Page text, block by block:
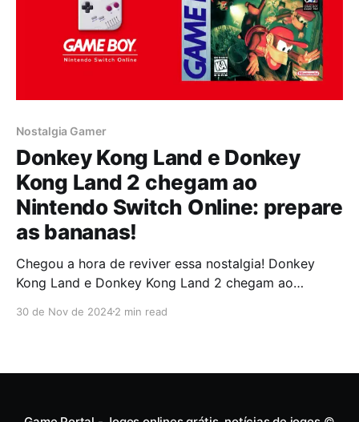
Nostalgia Gamer
Donkey Kong Land e Donkey
Kong Land 2 chegam ao
Nintendo Switch Online: prepare
as bananas!
Chegou a hora de reviver essa nostalgia! Donkey
Kong Land e Donkey Kong Land 2 chegam ao
do pacote Game Boy, garantindo que esses clássicos
30 de Nov de 20242 min read